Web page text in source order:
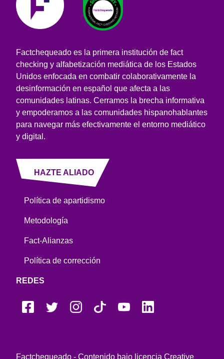
Factchequeado es la primera institución de fact
checking y alfabetización mediática de los Estados
Unidos enfocada en combatir colaborativamente la
desinformación en español que afecta a las
comunidades latinas. Cerramos la brecha informativa
y empoderamos a las comunidades hispanohablantes
para navegar más efectivamente el entorno mediático
y digital.
HAZTE ALIADO
Política de apartidismo
Metodología
Fact-Alianzas
Política de corrección
REDES
Factchequeado - Contenido bajo licencia Creative